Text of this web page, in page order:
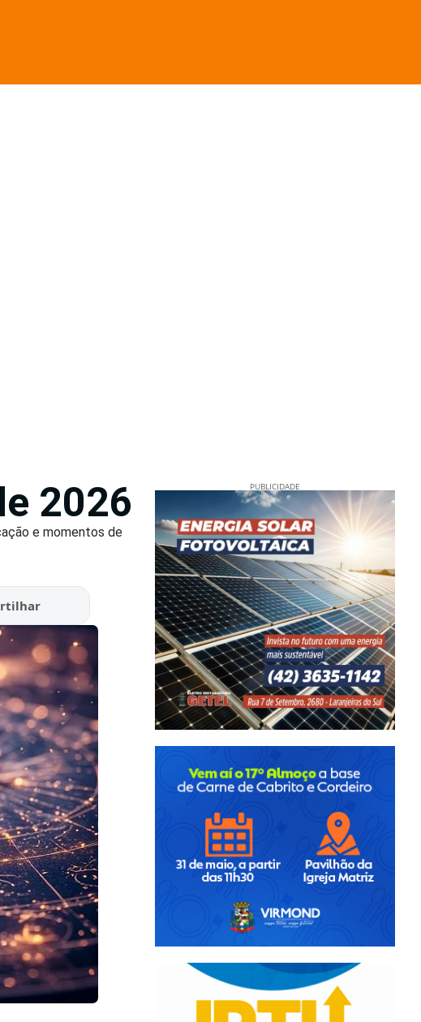
2026
e momentos de
PUBLICIDADE